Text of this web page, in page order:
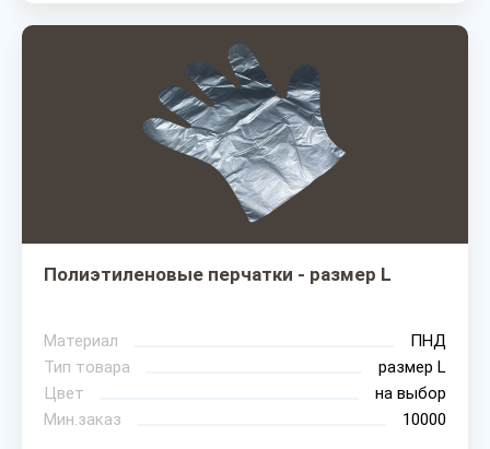
Полиэтиленовые перчатки - размер L
Материал
ПНД
Тип товара
размер L
Цвет
на выбор
Мин.заказ
10000